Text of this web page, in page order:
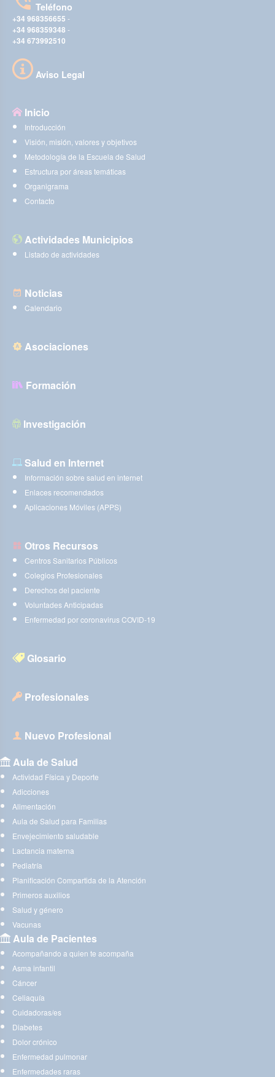
Teléfono
+34 968356655 -
+34 968359348 -
+34 673992510
Aviso Legal
Inicio
Introducción
Visión, misión, valores y objetivos
Metodología de la Escuela de Salud
Estructura por áreas temáticas
Organigrama
Contacto
Actividades Municipios
Listado de actividades
Noticias
Calendario
Asociaciones
Formación
Investigación
Salud en Internet
Información sobre salud en internet
Enlaces recomendados
Aplicaciones Móviles (APPS)
Otros Recursos
Centros Sanitarios Públicos
Colegios Profesionales
Derechos del paciente
Voluntades Anticipadas
Enfermedad por coronavirus COVID-19
Glosario
Profesionales
Nuevo Profesional
Aula de Salud
Actividad Física y Deporte
Adicciones
Alimentación
Aula de Salud para Familias
Envejecimiento saludable
Lactancia materna
Pediatría
Planificación Compartida de la Atención
Primeros auxilios
Salud y género
Vacunas
Aula de Pacientes
Acompañando a quien te acompaña
Asma infantil
Cáncer
Celiaquía
Cuidadoras/es
Diabetes
Dolor crónico
Enfermedad pulmonar
Enfermedades raras